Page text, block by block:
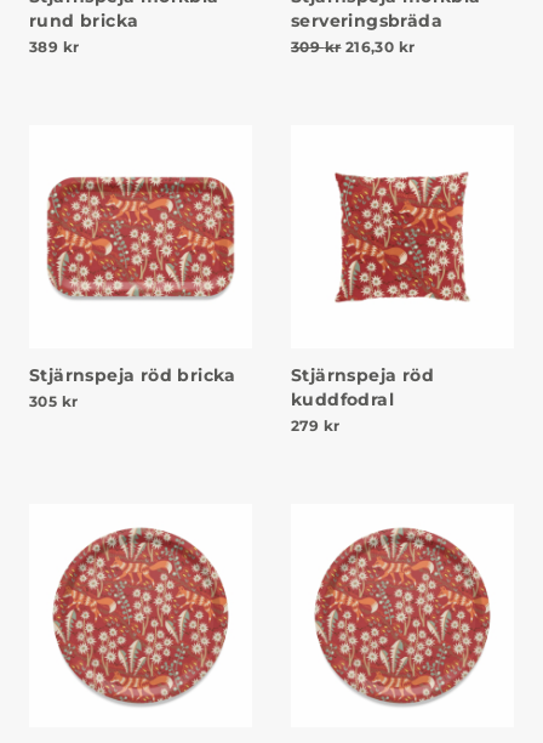
rund bricka
389 kr
serveringsbräda
309kr Det ursprungliga priset
216,30 krDet nuvarande
Stjärnspeja röd bricka
305 kr
Stjärnspeja röd
kuddfodral
279 kr